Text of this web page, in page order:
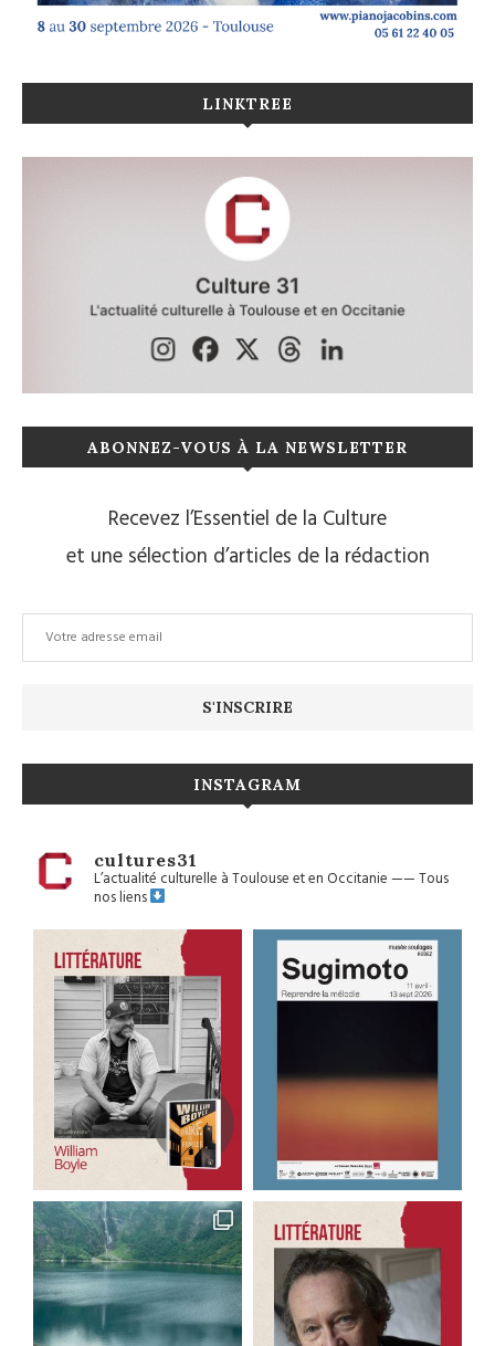
LINKTREE
ABONNEZ-VOUS À LA NEWSLETTER
Recevez l’Essentiel de la Culture
et une sélection d’articles de la rédaction
INSTAGRAM
cultures31
L’actualité culturelle à Toulouse et en Occitanie——Tous
nos liens